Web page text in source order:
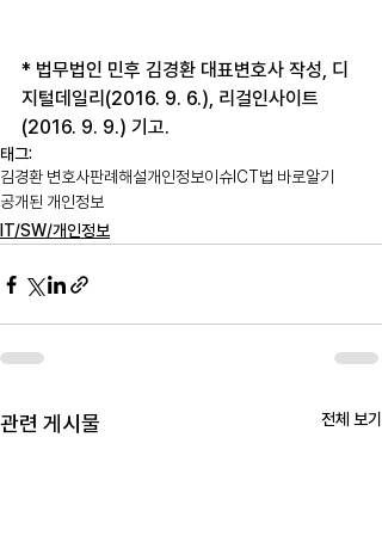
* 법무법인 민후 김경환 대표변호사 작성, 디
지털데일리(2016. 9. 6.), 리걸인사이트
(2016. 9. 9.) 기고.
태그:
김경환 변호사판례해설개인정보이슈 ICT법 바로알기
공개된 개인정보
IT/SW/개인정보
관련 게시물 전체 보기